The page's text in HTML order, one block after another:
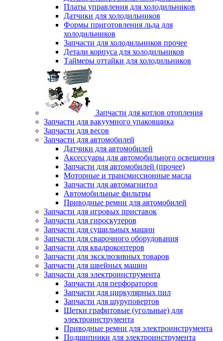
Платы управления для холодильников
Датчики для холодильников
Формы приготовления льда для
холодильников
Запчасти для холодильников прочее
Детали корпуса для холодильников
Таймеры оттайки для холодильников
Запчасти для котлов отопления
Запчасти для вакуумного упаковщика
Запчасти для весов
Запчасти для автомобилей
Датчики для автомобилей
Аксессуары для автомобильного освещения
Запчасти для автомобилей (прочее)
Моторные и трансмиссионные масла
Запчасти для автомагнитол
Автомобильные фильтры
Приводные ремни для автомобилей
Запчасти для игровых приставок
Запчасти для гироскутеров
Запчасти для сушильных машин
Запчасти для сварочного оборудования
Запчасти для квадрокоптеров
Запчасти для эксклюзивных товаров
Запчасти для швейных машин
Запчасти для электроинструмента
Запчасти для перфораторов
Запчасти для циркулярных пил
Запчасти для шуруповертов
Щетки графитовые (угольные) для
электроинструмента
Приводные ремни для электроинструмента
Подшипники для электроинструмента